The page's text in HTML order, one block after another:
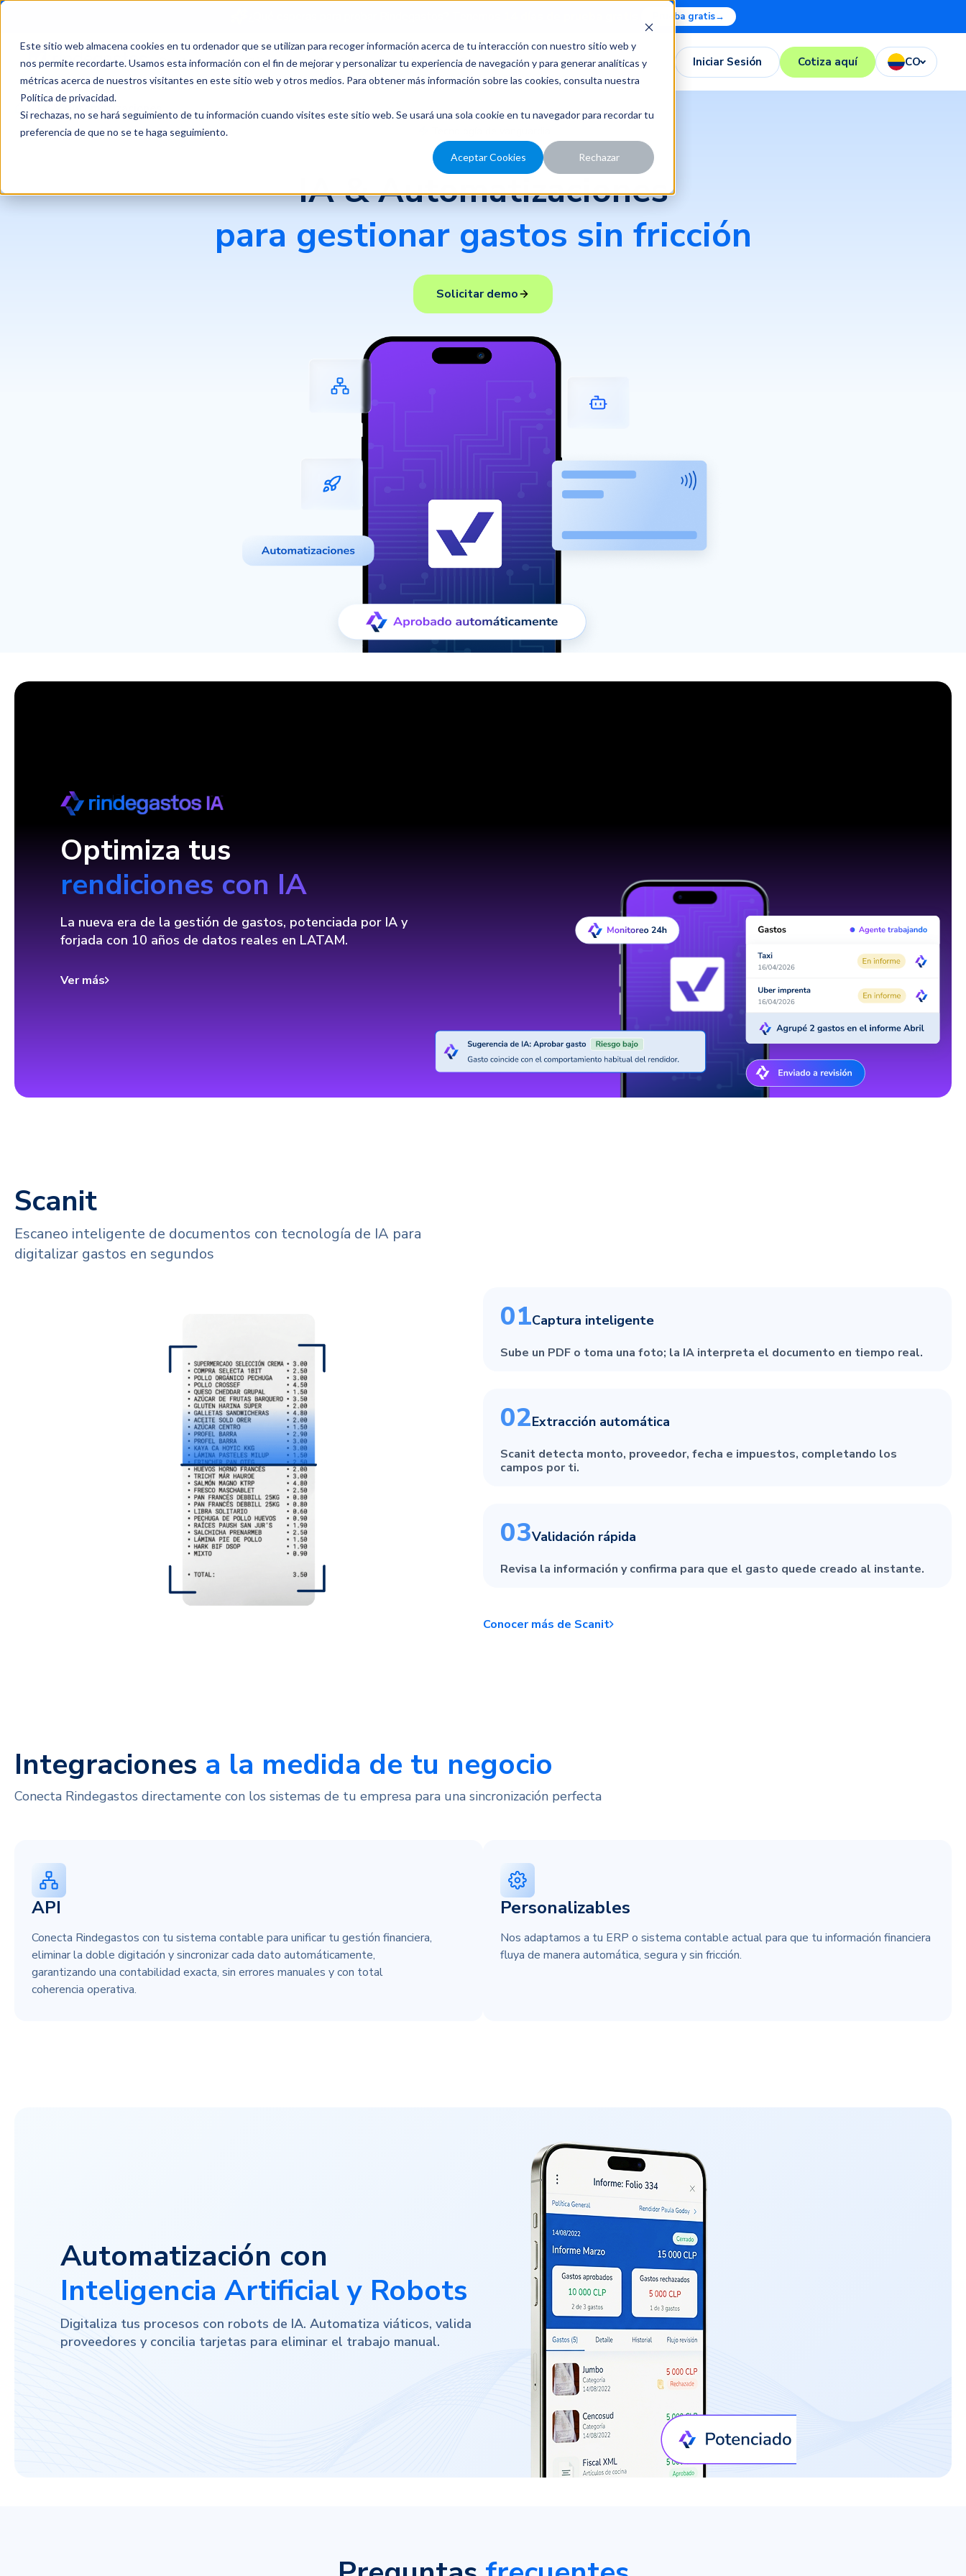
Este sitio web almacena cookies en tu ordenador que se utilizan para recoger información acerca de tu interacción con nuestro sitio web y
nos permite recordarte. Usamos esta información con el fin de mejorar y personalizar tu experiencia de navegación y para generar analíticas y
métricas acerca de nuestros visitantes en este sitio web y otros medios. Para obtener más información sobre las cookies, consulta nuestra
Política de privacidad.
Si rechazas, no se hará seguimiento de tu información cuando visites este sitio web. Se usará una sola cookie en tu navegador para recordar tu
preferencia de que no se te haga seguimiento.
Aceptar Cookies Rechazar
Prueba gratis→
Productos Clientes Precios Nosotros Recursos Iniciar Sesión Cotiza aquí CO
IA & Automatizaciones
IA & Automatizaciones
para gestionar gastos sin fricción
Solicitar demo
Optimiza tus
rendiciones con IA
La nueva era de la gestión de gastos, potenciada por IA y
forjada con 10 años de datos reales en LATAM.
Ver más
Scanit
Escaneo inteligente de documentos con tecnología de IA para
digitalizar gastos en segundos
01Captura inteligente
Sube un PDF o toma una foto; la IA interpreta el documento en tiempo real.
02Extracción automática
Scanit detecta monto, proveedor, fecha e impuestos, completando los
campos por ti.
03Validación rápida
Revisa la información y confirma para que el gasto quede creado al instante.
Conocer más de Scanit
Integraciones a la medida de tu negocio
Conecta Rindegastos directamente con los sistemas de tu empresa para una sincronización perfecta
API
Conecta Rindegastos con tu sistema contable para unificar tu gestión financiera,
eliminar la doble digitación y sincronizar cada dato automáticamente,
garantizando una contabilidad exacta, sin errores manuales y con total
coherencia operativa.
Personalizables
Nos adaptamos a tu ERP o sistema contable actual para que tu información financiera
fluya de manera automática, segura y sin fricción.
Automatización con
Inteligencia Artificial y Robots
Digitaliza tus procesos con robots de IA. Automatiza viáticos, valida
proveedores y concilia tarjetas para eliminar el trabajo manual.